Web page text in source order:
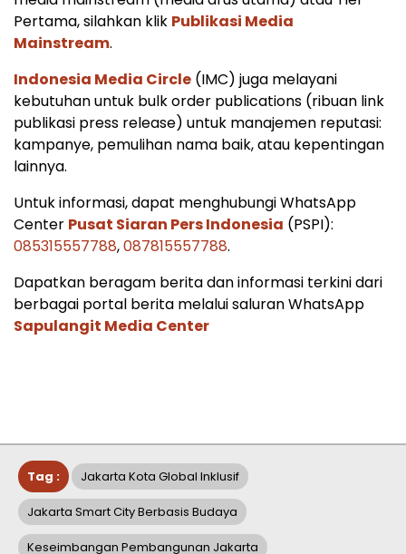
Pertama, silahkan klik Publikasi Media
Mainstream.
Indonesia Media Circle (IMC) juga melayani
kebutuhan untuk bulk order publications (ribuan link
publikasi press release) untuk manajemen reputasi:
kampanye, pemulihan nama baik, atau kepentingan
lainnya.
Untuk informasi, dapat menghubungi WhatsApp
Center Pusat Siaran Pers Indonesia (PSPI):
085315557788,087815557788.
Dapatkan beragam berita dan informasi terkini dari
berbagai portal berita melalui saluran WhatsApp
Sapulangit Media Center
Tag : Jakarta Kota Global Inklusif
Jakarta Smart City Berbasis Budaya
Keseimbangan Pembangunan Jakarta